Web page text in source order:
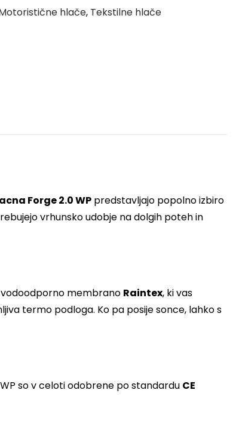
hlače, Tekstilne hlače
Forge 2.0 WP predstavljajo popolno izbiro
vrhunsko udobje na dolgih poteh in
vodoodporno membrano Raintex, ki vas
termo podloga. Ko pa posije sonce, lahko s
so v celoti odobrene po standardu CE